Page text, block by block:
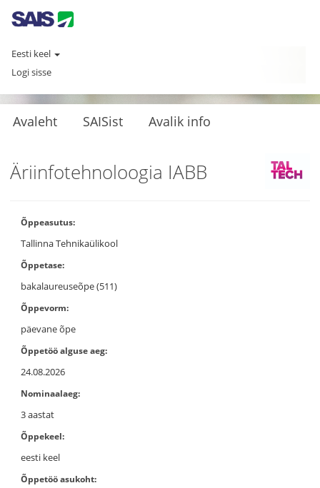
Eesti keel
Logi sisse
Avaleht SAISist Avalik info
Äriinfotehnoloogia IABB
Õppeasutus:
Tallinna Tehnikaülikool
Õppetase:
bakalaureuseõpe (511)
Õppevorm:
päevane õpe
Õppetöö alguse aeg:
24.08.2026
Nominaalaeg:
3 aastat
Õppekeel:
eesti keel
Õppetöö asukoht: